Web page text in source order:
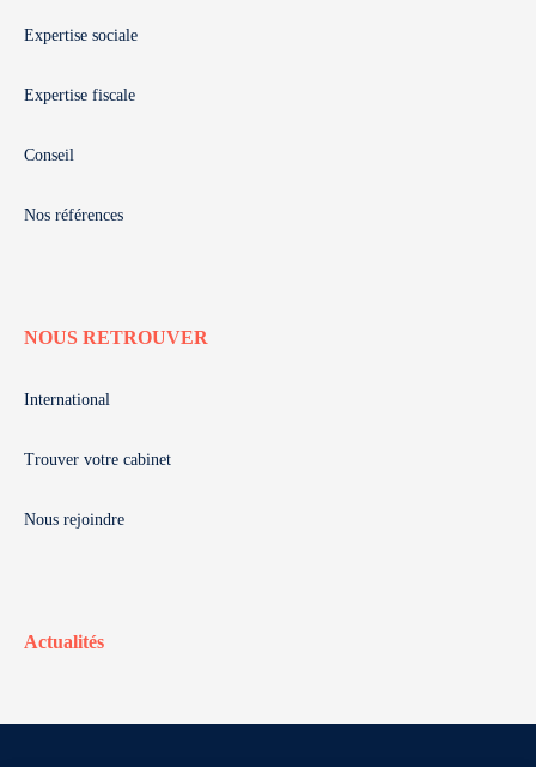
Expertise sociale
Expertise fiscale
Conseil
Nos références
NOUS RETROUVER
International
Trouver votre cabinet
Nous rejoindre
Actualités